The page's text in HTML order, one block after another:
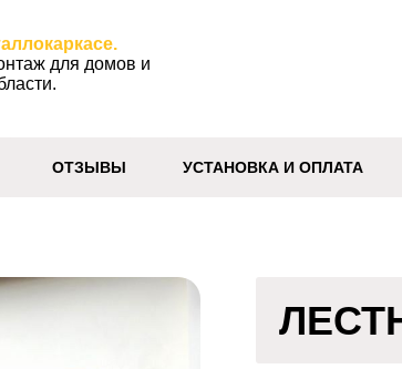
для домов и
ОТЗЫВЫ УСТАНОВКА И ОПЛАТА